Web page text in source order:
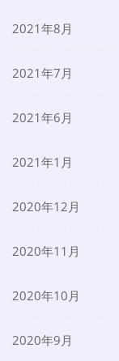
2021年8月
2021年7月
2021年6月
2021年1月
2020年12月
2020年11月
2020年10月
2020年9月